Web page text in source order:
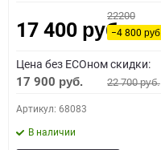
17 400 руб.
22200
−4 800руб.
Цена без ECOном скидки:
17 900 руб. 22 700руб.
Артикул: 68083
В наличии